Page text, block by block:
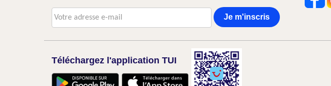
Je m'inscris
Téléchargez l'application TUI